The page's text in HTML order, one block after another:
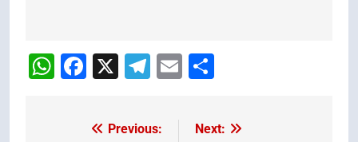
Navigation
WhatsApp
Facebook
X Telegram
Email
Previous:
Next: